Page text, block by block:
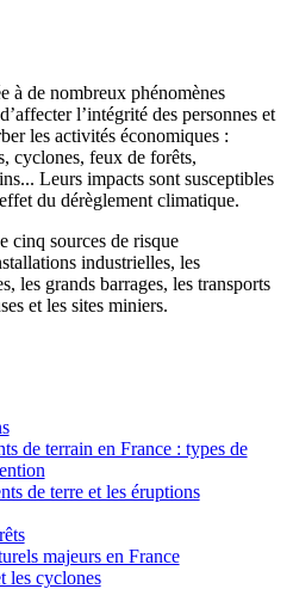
à de nombreux phénomènes
l’intégrité des personnes et
les activités économiques :
cyclones, feux de forêts,
Leurs impacts sont susceptibles
du dérèglement climatique.
cinq sources de risque
industrielles, les
les grands barrages, les transports
et les sites miniers.
de terrain en France : types de
de terre et les éruptions
majeurs en France
les cyclones